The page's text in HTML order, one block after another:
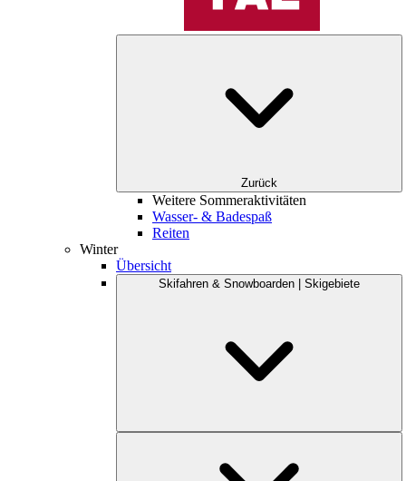
Zurück
Weitere Sommeraktivitäten
Wasser- & Badespaß
Reiten
Winter
Übersicht
Skifahren & Snowboarden | Skigebiete